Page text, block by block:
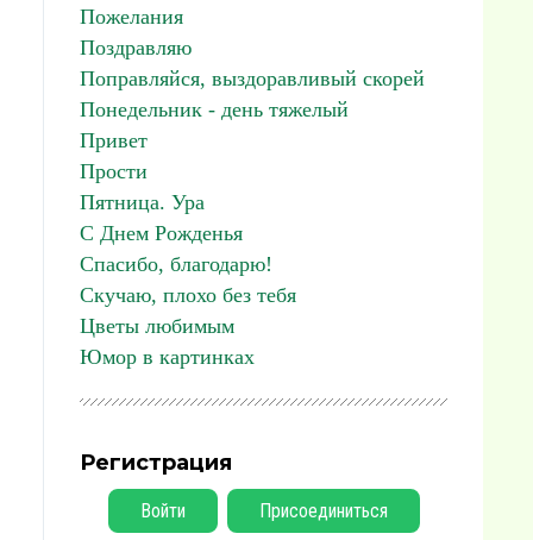
Пожелания
Поздравляю
Поправляйся, выздоравливый скорей
Понедельник - день тяжелый
Привет
Прости
Пятница. Ура
С Днем Рожденья
Спасибо, благодарю!
Скучаю, плохо без тебя
Цветы любимым
Юмор в картинках
Регистрация
Войти Присоединиться